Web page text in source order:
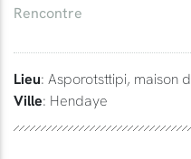
Rencontre
Lieu: Asporotsttipi, maison
Ville: Hendaye